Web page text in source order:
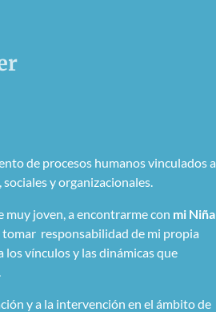
de procesos humanos vinculados a
y organizacionales.
muy joven, a encontrarme con mi Niña
tomar responsabilidad de mi propia
vínculos y las dinámicas que
y a la intervención en el ámbito de